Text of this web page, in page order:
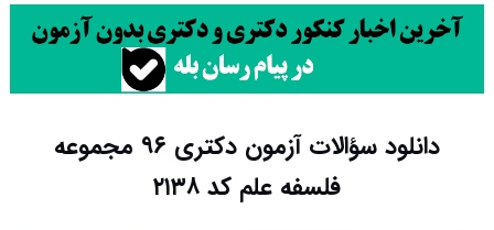
دانلود سؤالات آزمون دکتری ۹۶ مجموعه
فلسفه علم کد ۲۱۳۸